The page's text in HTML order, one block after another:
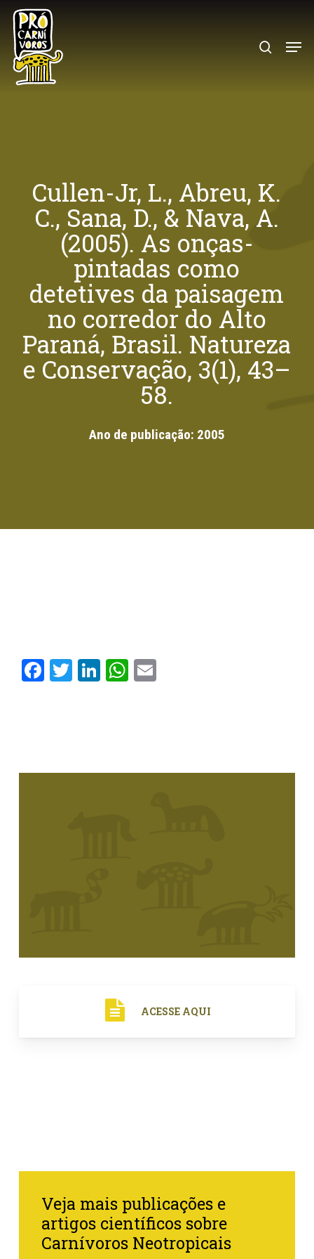
Skip
main
content
Menu
Cullen-Jr, L., Abreu, K.
C., Sana, D., & Nava, A.
(2005). As onças-
pintadas como
detetives da paisagem
no corredor do Alto
Paraná, Brasil. Natureza
e Conservação, 3(1), 43–
58.
Ano de publicação: 2005
Facebook
Twitter
LinkedInWhatsApp
ACESSE AQUI
Veja mais publicações e
artigos científicos sobre
Carnívoros Neotropicais